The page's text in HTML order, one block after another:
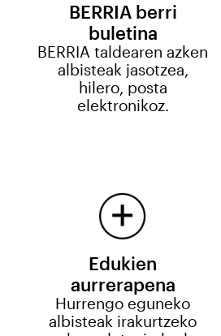
BERRIA berri
buletina
BERRIA taldearen azken
albisteak jasotzea,
hilero, posta
elektronikoz.
Edukien
aurrerapena
Hurrengo eguneko
albisteak irakurtzeko